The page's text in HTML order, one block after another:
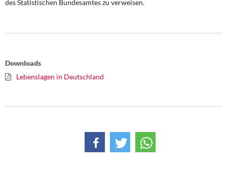
des Statistischen Bundesamtes zu verweisen.
Downloads
Lebenslagen in Deutschland